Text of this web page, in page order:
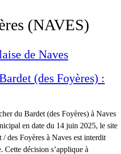
(NAVES)
de Naves
(des Foyères) :
du Bardet (des Foyères) à Naves
en date du 14 juin 2025, le site
/ des Foyères à Naves est interdit
Cette décision s’applique à